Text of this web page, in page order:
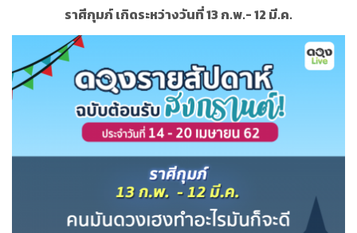
ราศีกุมภ์ เกิดระหว่างวันที่ 13 ก.พ.- 12 มี.ค.